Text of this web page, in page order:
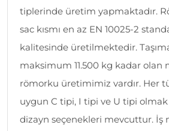
tiplerinde üretim yapmaktadır.
sac kısmı en az EN 10025-2
kalitesinde üretilmektedir.
maksimum 11.500 kg kadar olan
römorku üretimimiz vardır. Her
uygun C tipi, I tipi ve U tipi olmak
dizayn seçenekleri mevcuttur. İş